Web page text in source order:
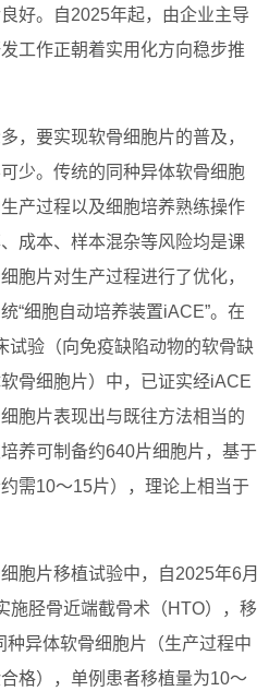
好。自2025年起，由企业主导
工作正朝着实用化方向稳步推
，要实现软骨细胞片的普及，
少。传统的同种异体软骨细胞
产过程以及细胞培养熟练操作
成本、样本混杂等风险均是课
胞片对生产过程进行了优化，
“细胞自动培养装置iACE”。在
试验（向免疫缺陷动物的软骨缺
骨细胞片）中，已证实经iACE
胞片表现出与既往方法相当的
养可制备约640片细胞片，基于
需10～15片），理论上相当于
胞片移植试验中，自2025年6月
施胫骨近端截骨术（HTO），移
异体软骨细胞片（生产过程中
格），单例患者移植量为10～